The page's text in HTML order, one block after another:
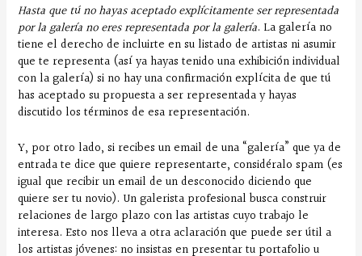
Hasta que tú no hayas aceptado explícitamente ser representada
por la galería no eres representada por la galería. La galería no
tiene el derecho de incluirte en su listado de artistas ni asumir
que te representa (así ya hayas tenido una exhibición individual
con la galería) si no hay una confirmación explícita de que tú
has aceptado su propuesta a ser representada y hayas
discutido los términos de esa representación.
Y, por otro lado, si recibes un email de una “galería” que ya de
entrada te dice que quiere representarte, considéralo spam (es
igual que recibir un email de un desconocido diciendo que
quiere ser tu novio). Un galerista profesional busca construir
relaciones de largo plazo con las artistas cuyo trabajo le
interesa. Esto nos lleva a otra aclaración que puede ser útil a
los artistas jóvenes: no insistas en presentar tu portafolio u